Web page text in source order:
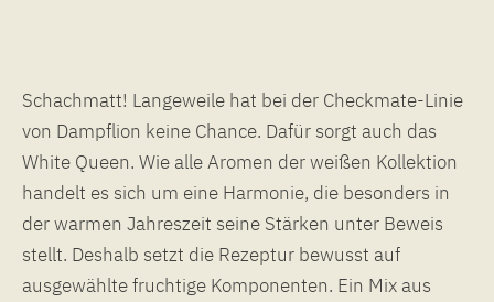
Schachmatt! Langeweile hat bei der Checkmate-Linie
von Dampflion keine Chance. Dafür sorgt auch das
White Queen. Wie alle Aromen der weißen Kollektion
handelt es sich um eine Harmonie, die besonders in
der warmen Jahreszeit seine Stärken unter Beweis
stellt. Deshalb setzt die Rezeptur bewusst auf
ausgewählte fruchtige Komponenten. Ein Mix aus